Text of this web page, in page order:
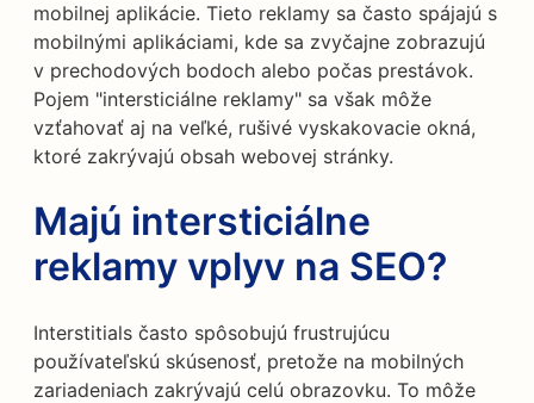
mobilnej aplikácie. Tieto reklamy sa často spájajú s
mobilnými aplikáciami, kde sa zvyčajne zobrazujú
v prechodových bodoch alebo počas prestávok.
Pojem "intersticiálne reklamy" sa však môže
vzťahovať aj na veľké, rušivé vyskakovacie okná,
ktoré zakrývajú obsah webovej stránky.
Majú intersticiálne
reklamy vplyv na SEO?
Interstitials často spôsobujú frustrujúcu
používateľskú skúsenosť, pretože na mobilných
zariadeniach zakrývajú celú obrazovku. To môže